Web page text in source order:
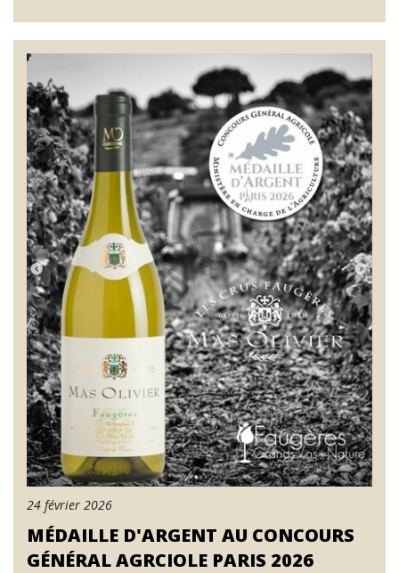
24 février 2026
MÉDAILLE D'ARGENT AU CONCOURS
GÉNÉRAL AGRCIOLE PARIS 2026